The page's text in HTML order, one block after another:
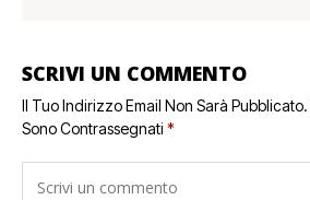
SCRIVI UN COMMENTO
Il Tuo Indirizzo Email Non Sarà Pubblicato.
Sono Contrassegnati *